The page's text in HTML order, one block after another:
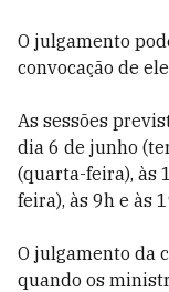
O julgamento
convocação de
As sessões
dia 6 de junho
(quarta-feira), às
feira), às 9h e às
O julgamento da
quando os